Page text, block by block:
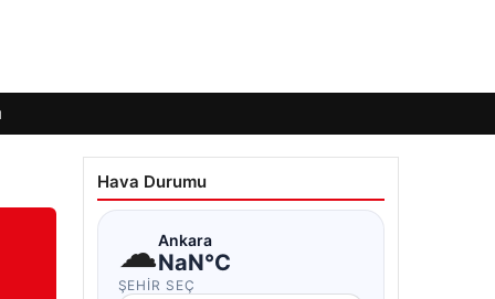
Hava Durumu
☁Ankara
NaN°C
ŞEHIR SEÇ